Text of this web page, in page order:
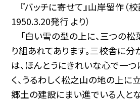
『バッチに寄せて』山岸留作（
1950.3.20発行 より）
「白い雪の型の上に、三つの松
り組あれてあります。三校舎に
は、ほんとうにきれいな心で一
く、うるわしく松之山の地の上に
郷土の建設にまい進でいる人と